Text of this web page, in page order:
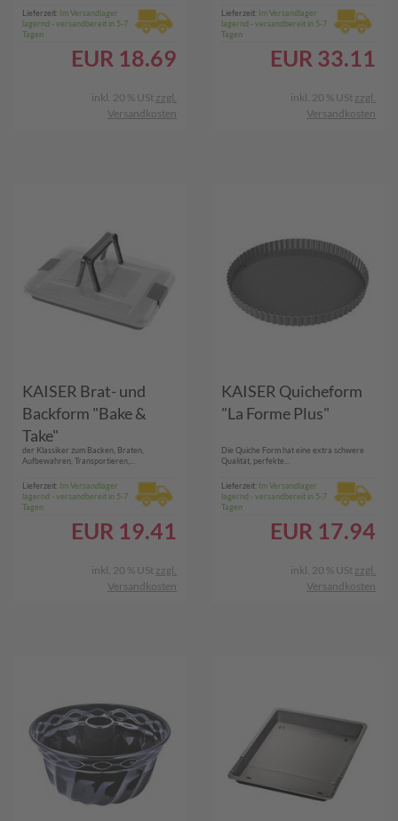
Lieferzeit: Im Versandlager
lagernd - versandbereit in 5-7
Tagen
EUR 18.69
inkl. 20 % USt zzgl.
Versandkosten
Lieferzeit: Im Versandlager
lagernd - versandbereit in 5-7
Tagen
EUR 33.11
inkl. 20 % USt zzgl.
Versandkosten
KAISER Brat- und
Backform "Bake &
Take"
der Klassiker zum Backen, Braten,
Aufbewahren, Transportieren,...
Lieferzeit: Im Versandlager
lagernd - versandbereit in 5-7
Tagen
EUR 19.41
inkl. 20 % USt zzgl.
Versandkosten
KAISER Quicheform
"La Forme Plus"
Die Quiche Form hat eine extra schwere
Qualität, perfekte...
Lieferzeit: Im Versandlager
lagernd - versandbereit in 5-7
Tagen
EUR 17.94
inkl. 20 % USt zzgl.
Versandkosten